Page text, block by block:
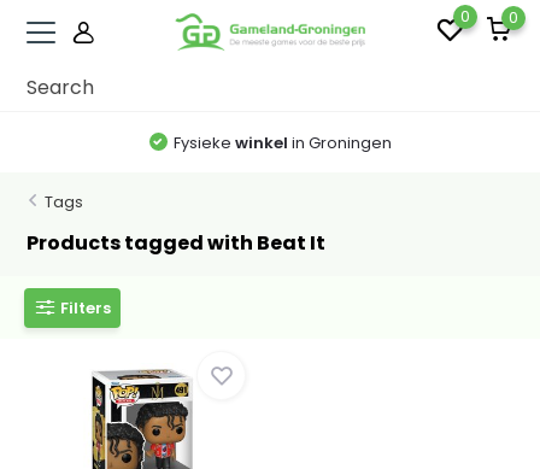
0 0
Fysieke winkel in Groningen
Tags
Products tagged with Beat It
Filters